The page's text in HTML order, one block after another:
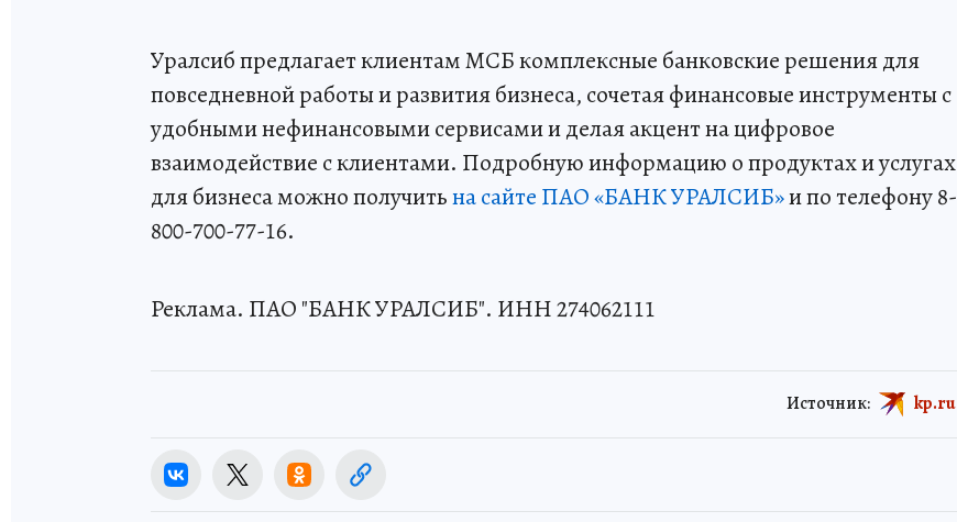
Уралсиб предлагает клиентам МСБ комплексные банковские решения для
повседневной работы и развития бизнеса, сочетая финансовые инструменты с
удобными нефинансовыми сервисами и делая акцент на цифровое
взаимодействие с клиентами. Подробную информацию о продуктах и услугах
для бизнеса можно получитьна сайте ПАО «БАНК УРАЛСИБ»и по телефону 8-
800-700-77-16.
Реклама. ПАО "БАНК УРАЛСИБ". ИНН 274062111
Источник: kp.ru